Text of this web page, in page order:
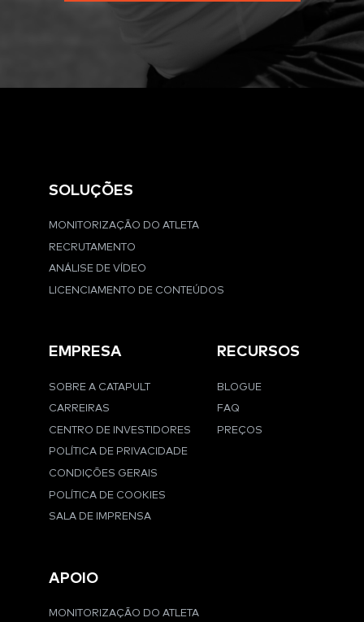
SOLUÇÕES
MONITORIZAÇÃO DO ATLETA
RECRUTAMENTO
ANÁLISE DE VÍDEO
LICENCIAMENTO DE CONTEÚDOS
EMPRESA
SOBRE A CATAPULT
CARREIRAS
CENTRO DE INVESTIDORES
POLÍTICA DE PRIVACIDADE
CONDIÇÕES GERAIS
POLÍTICA DE COOKIES
SALA DE IMPRENSA
RECURSOS
BLOGUE
FAQ
PREÇOS
APOIO
MONITORIZAÇÃO DO ATLETA